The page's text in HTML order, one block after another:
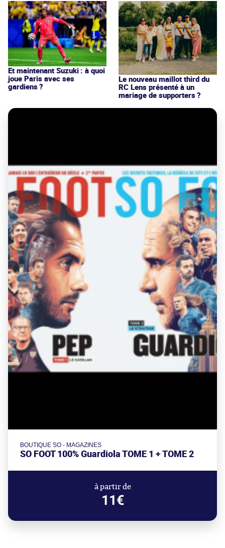
Et maintenant Suzuki : à quoi
joue Paris avec ses
gardiens ?
Le nouveau maillot third du
RC Lens présenté à un
mariage de supporters ?
BOUTIQUE SO - MAGAZINES
SO FOOT 100% Guardiola TOME 1 + TOME 2
à partir de
11€